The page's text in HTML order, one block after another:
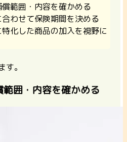
範囲・内容を確かめる
わせて保険期間を決める
化した商品の加入を視野に
。
囲・内容を確かめる